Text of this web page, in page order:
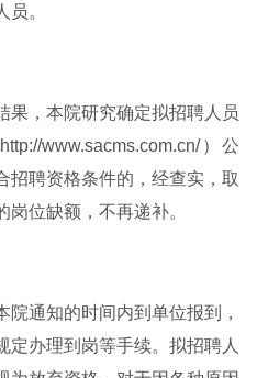
。
果，本院研究确定拟招聘人员
www.sacms.com.cn/）公
招聘资格条件的，经查实，取
位缺额，不再递补。
通知的时间内到单位报到，
定办理到岗等手续。拟招聘人